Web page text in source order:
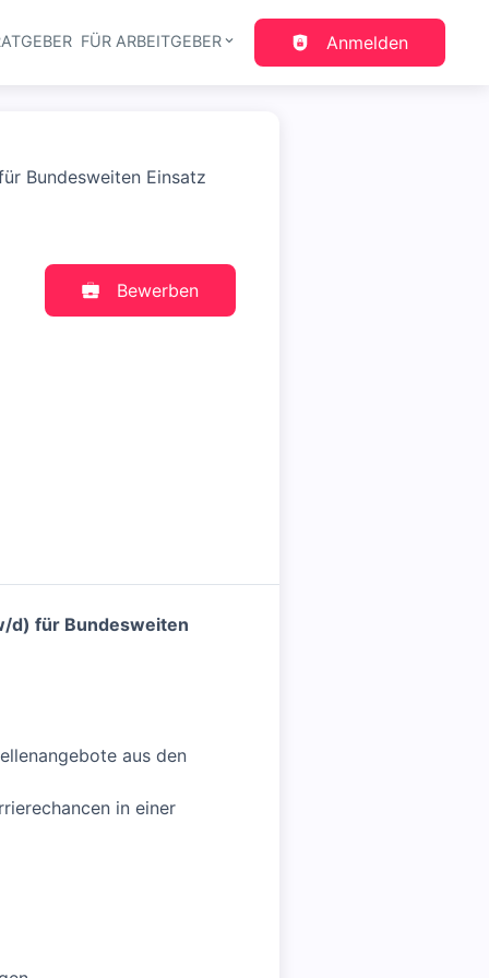
FÜR ARBEITGEBER Anmelden
Bundesweiten Einsatz
Bewerben
d) für Bundesweiten
aus den
in einer